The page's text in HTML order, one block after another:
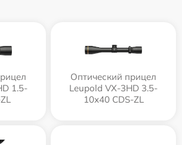
1.5-
Оптический прицел
Leupold VX-3HD 3.5-
10x40 CDS-ZL